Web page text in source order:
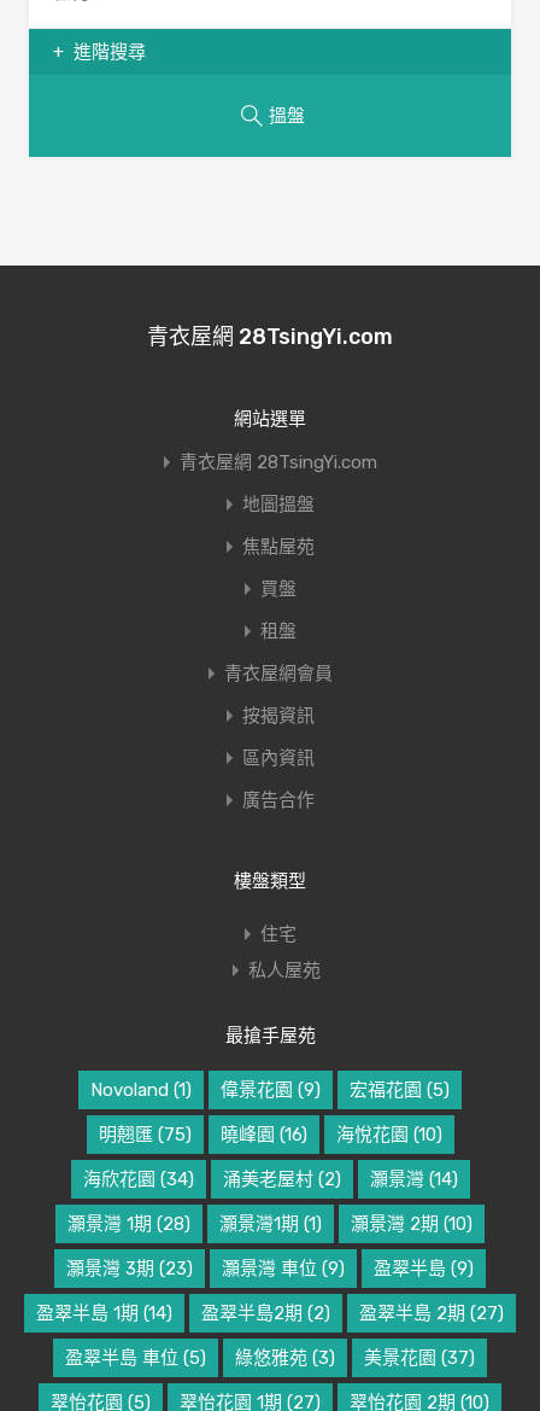
進階搜尋
搵盤
青衣屋網 28TsingYi.com
網站選單
青衣屋網 28TsingYi.com
地圖搵盤
焦點屋苑
買盤
租盤
青衣屋網會員
按揭資訊
區內資訊
廣告合作
樓盤類型
住宅
私人屋苑
最搶手屋苑
Novoland (1) 偉景花園 (9) 宏福花園 (5)
明翹匯 (75) 曉峰園 (16) 海悅花園 (10)
海欣花園 (34) 涌美老屋村(2) 灝景灣 (14)
灝景灣 1期 (28) 灝景灣1期 (1) 灝景灣 2期 (10)
灝景灣 3期 (23) 灝景灣 車位 (9) 盈翠半島 (9)
盈翠半島 1期 (14) 盈翠半島2期 (2) 盈翠半島 2期 (27)
盈翠半島 車位 (5) 綠悠雅苑 (3) 美景花園 (37)
翠怡花園 (5) 翠怡花園 1期 (27) 翠怡花園 2期 (10)